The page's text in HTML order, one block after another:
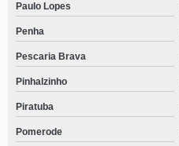
Paulo Lopes
Penha
Pescaria Brava
Pinhalzinho
Piratuba
Pomerode